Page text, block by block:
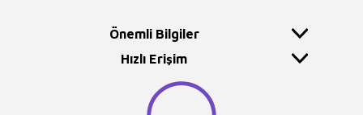
Önemli Bilgiler
Hızlı Erişim